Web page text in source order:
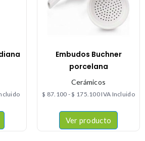
Embudos Buchner
porcelana
Cerámicos
$ 87.100 -$ 175.100IVA Incluido
Ver producto